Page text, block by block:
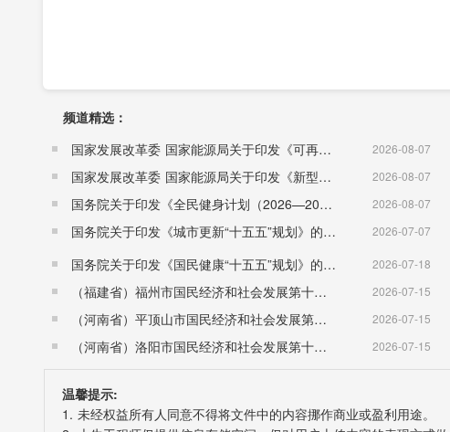
频道精选：
国家发展改革委 国家能源局关于印发《可再生能源发展“十五五”规划》的通知 （发改能源〔2026〕1067号）
2026-08-07
国家发展改革委 国家能源局关于印发《新型电力系统建设“十五五”规划》的通知​ （发改能源〔2026〕942号） 2026-08-07
国务院关于印发《全民健身计划（2026—2030年）》的通知 （国发〔2026〕26号） 2026-08-07
国务院关于印发《城市更新“十五五”规划》的通知（国发〔2026〕12号） 2026-07-07
国务院关于印发《国民健康“十五五”规划》的通知 （国发〔2026〕23号） 2026-07-18
（福建省）福州市国民经济和社会发展第十五个五年规划纲要 2026-07-15
（河南省）平顶山市国民经济和社会发展第十五个五年规划纲要 2026-07-15
（河南省）洛阳市国民经济和社会发展第十五个五年规划纲要 2026-07-15
温馨提示:
1. 未经权益所有人同意不得将文件中的内容挪作商业或盈利用途。